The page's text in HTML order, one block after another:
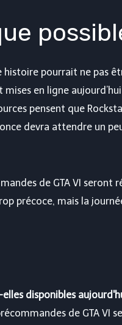
pourrait ne pas
en ligne
pensent que
devra attendre un
de GTA VI seront
précoce, mais la
disponibles
de GTA VI